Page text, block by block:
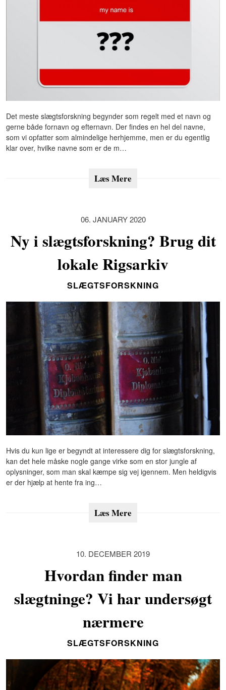
Det meste slægtsforskning begynder som regelt med et navn og
gerne både fornavn og efternavn. Der findes en hel del navne,
som vi opfatter som almindelige herhjemme, men er du egentlig
klar over, hvilke navne som er de m…
Læs Mere
06. JANUARY 2020
Ny i slægtsforskning? Brug dit
lokale Rigsarkiv
SLÆGTSFORSKNING
Hvis du kun lige er begyndt at interessere dig for slægtsforskning,
kan det hele måske nogle gange virke som en stor jungle af
oplysninger, som man skal kæmpe sig vej igennem. Men heldigvis
er der hjælp at hente fra ing…
Læs Mere
10. DECEMBER 2019
Hvordan finder man
slægtninge? Vi har undersøgt
nærmere
SLÆGTSFORSKNING